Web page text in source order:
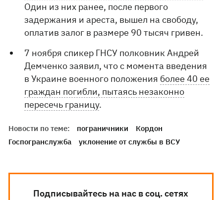
Один из них ранее, после первого
задержания и ареста, вышел на свободу,
оплатив залог в размере 90 тысяч гривен.
7 ноября спикер ГНСУ полковник Андрей
Демченко заявил, что с момента введения
в Украине военного положения более 40 ее
граждан погибли, пытаясь незаконно
пересечь границу.
Новости по теме: пограничники
Кордон
Госпогранслужба
уклонение от службы в ВСУ
Подписывайтесь на нас в соц. сетях